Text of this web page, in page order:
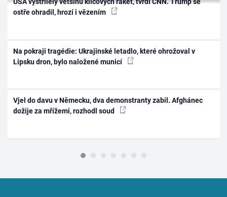
USA vystřílely většinu klíčových raket, tvrdí CNN. Trump se
ostře ohradil, hrozí i vězením
Na pokraji tragédie: Ukrajinské letadlo, které ohrožoval v
Lipsku dron, bylo naložené municí
Vjel do davu v Německu, dva demonstranty zabil. Afghánec
dožije za mřížemi, rozhodl soud